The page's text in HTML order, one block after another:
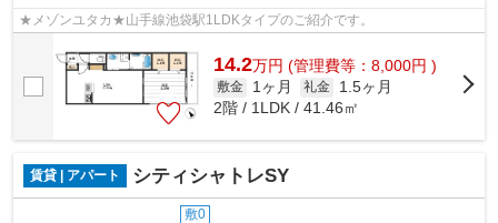
★メゾンユタカ★山手線池袋駅1LDKタイプのご紹介です。
14.2万円 (管理費等：8,000円 )
敷金 1ヶ月 礼金
1.5ヶ月
2階 / 1LDK / 41.46㎡
賃貸 | アパート シティシャトレSY
敷0